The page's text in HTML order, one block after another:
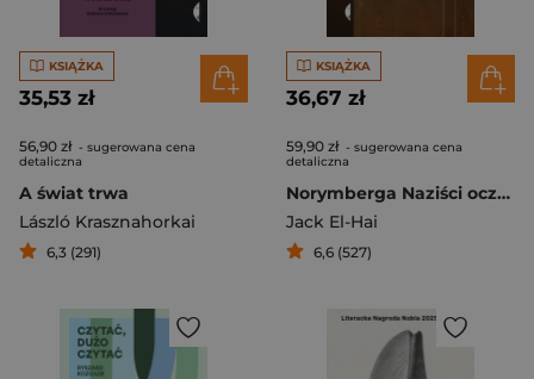
KSIĄŻKA
35,53 zł
56,90 zł - sugerowana cena
detaliczna
A świat trwa
László Krasznahorkai
6,3 (291)
KSIĄŻKA
36,67 zł
59,90 zł - sugerowana cena
detaliczna
Norymberga Naziści oczami psychiatry
Jack El-Hai
6,6 (527)